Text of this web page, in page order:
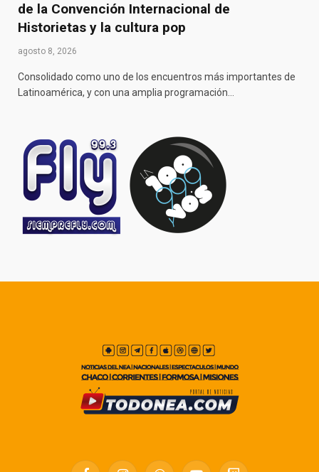
de la Convención Internacional de
Historietas y la cultura pop
agosto 8, 2026
Consolidado como uno de los encuentros más importantes de
Latinoamérica, y con una amplia programación…